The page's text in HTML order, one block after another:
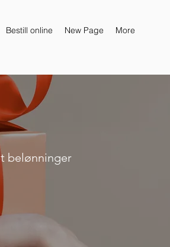
Bestill online New Page More
belønninger